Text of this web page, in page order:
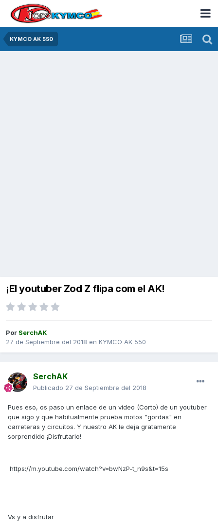
KYMCO AK 550
¡El youtuber Zod Z flipa com el AK!
Por SerchAK
27 de Septiembre del 2018 en KYMCO AK 550
SerchAK
Publicado 27 de Septiembre del 2018
Pues eso, os paso un enlace de un video (Corto) de un youtuber
que sigo y que habitualmente prueba motos "gordas" en
carreteras y circuitos. Y nuestro AK le deja gratamente
sorprendido ¡Disfrutarlo!
https://m.youtube.com/watch?v=bwNzP-t_n9s&t=15s
Vs y a disfrutar